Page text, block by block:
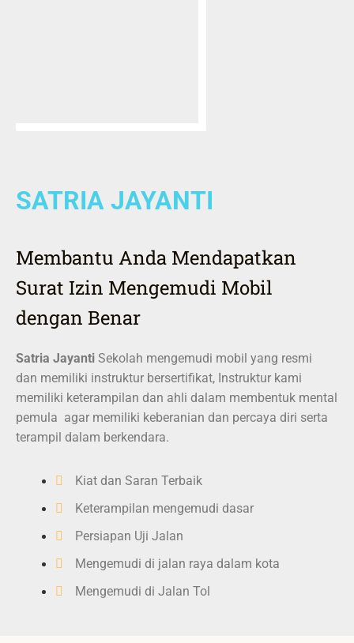
SATRIA JAYANTI
Membantu Anda Mendapatkan
Surat Izin Mengemudi Mobil
dengan Benar
Satria Jayanti Sekolah mengemudi mobil yang resmi
dan memiliki instruktur bersertifikat, Instruktur kami
memiliki keterampilan dan ahli dalam membentuk mental
pemula agar memiliki keberanian dan percaya diri serta
terampil dalam berkendara.
Kiat dan Saran Terbaik
Keterampilan mengemudi dasar
Persiapan Uji Jalan
Mengemudi di jalan raya dalam kota
Mengemudi di Jalan Tol